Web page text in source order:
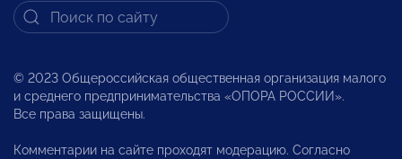
© 2023 Общероссийская общественная организация малого
и среднего предпринимательства «ОПОРА РОССИИ».
Все права защищены.
Комментарии на сайте проходят модерацию. Согласно